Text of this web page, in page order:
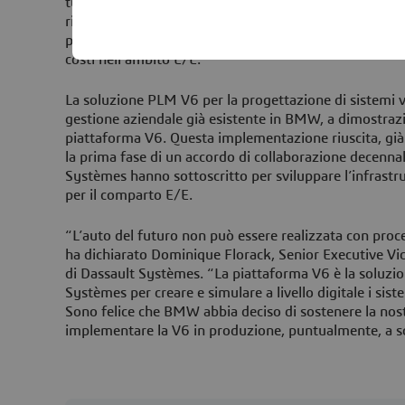
riutilizzo delle funzioni e la separazione dei
processo di sviluppo aiuteranno BMW a ottenere una
costi nell'ambito E/E.
La soluzione PLM V6 per la progettazione di sistemi
gestione aziendale già esistente in BMW, a
piattaforma V6. Questa implementazione riuscita,
la prima fase di un accordo di collaborazione
Systèmes hanno sottoscritto per sviluppare
per il comparto E/E.
“L’auto del futuro non può essere realizzata con
ha dichiarato Dominique Florack, Senior Executive
di Dassault Systèmes. “La piattaforma V6 è la
Systèmes per creare e simulare a livello digitale i
Sono felice che BMW abbia deciso di sostenere la
implementare la V6 in produzione, puntualmente, a